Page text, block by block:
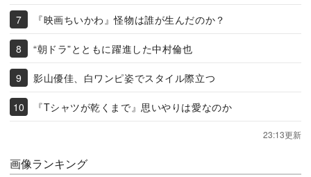
『映画ちいかわ』怪物は誰が生んだのか？
“朝ドラ”とともに躍進した中村倫也
影山優佳、白ワンピ姿でスタイル際立つ
『Tシャツが乾くまで』思いやりは愛なのか
23:13更新
画像ランキング